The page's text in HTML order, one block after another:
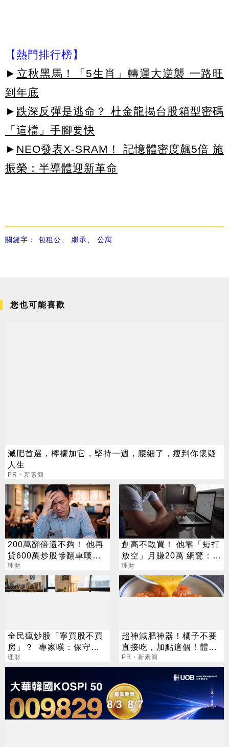
【熱門排行榜】
► 立秋黑馬！「5生肖」轉運大逆襲 一路旺
到年底
► 跌深反彈是逃命？ 杜金龍揭台股箱型密碼
「這檔」手腳要快
► NEO發表X-SRAM！ 記憶體密度飆5倍 施
振榮：半導體迎新革命
關鍵字： 包租公 繼承 公寓
您也可能喜歡
減肥首選，檸檬加它，堅持一週，腰細了，瘦到你懷疑
人生
PR・新素簡
200萬翻倍還不夠！ 他再
貸600萬炒股慘翻車嘆：
拜紫南宮也沒用
理財
創高不敢買！ 他靠「短打
放空」月賺20萬 網驚：轉
折王是你
理財
全民瘋炒股「寧買股不買
房」？ 專家嘆：保守已
為成罪惡
理財
超神減肥神器！橘子不要
直接吃，加點這個！體重
天天下降
PR・新素簡